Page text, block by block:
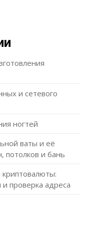
и сетевого
ногтей
ваты и её
потолков и бань
проверка адреса